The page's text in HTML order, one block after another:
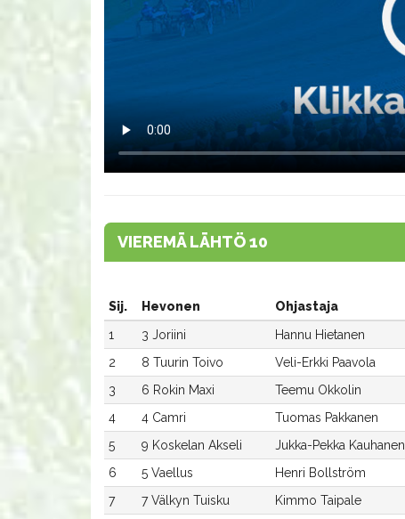
VIEREMÄ LÄHTÖ 10
Sij. Hevonen Ohjastaja
1
3 Joriini Hannu Hietanen
2
8 Tuurin Toivo Veli-Erkki Paavola
3
6 Rokin Maxi Teemu Okkolin
4
4 Camri Tuomas Pakkanen
5
9 Koskelan Akseli Jukka-Pekka Kauhanen
6
5 Vaellus Henri Bollström
7
7 Välkyn Tuisku Kimmo Taipale